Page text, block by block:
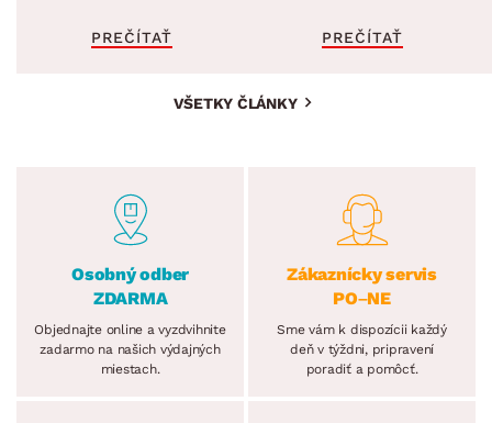
PREČÍTAŤ PREČÍTAŤ
VŠETKY ČLÁNKY
Osobný odber
ZDARMA
Objednajte online a vyzdvihnite
zadarmo na našich výdajných
miestach.
Zákaznícky servis
PO–NE
Sme vám k dispozícii každý
deň v týždni, pripravení
poradiť a pomôcť.